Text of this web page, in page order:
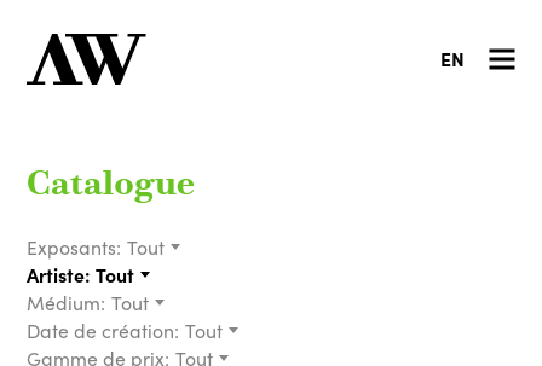
EN
Catalogue
Exposants: Tout
Artiste: Tout
Médium: Tout
Date de création: Tout
Gamme de prix: Tout